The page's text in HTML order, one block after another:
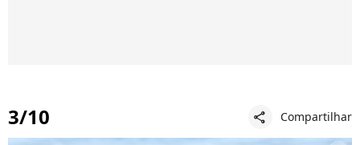
3/10 share Compartilhar